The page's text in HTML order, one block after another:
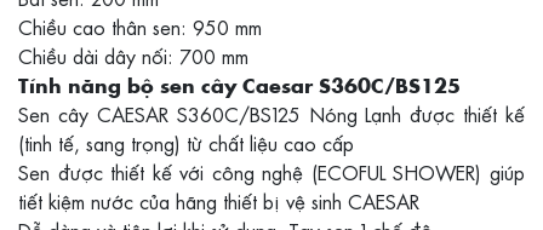
Chiều cao thân sen: 950 mm
Chiều dài dây nối: 700 mm
Tính năng bộ sen cây Caesar S360C/BS125
Sen cây CAESAR S360C/BS125 Nóng Lạnh được thiết kế
(tinh tế, sang trọng) từ chất liệu cao cấp
Sen được thiết kế với công nghệ (ECOFUL SHOWER) giúp
tiết kiệm nước của hãng thiết bị vệ sinh CAESAR